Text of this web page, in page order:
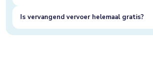
Is vervangend vervoer helemaal gratis?